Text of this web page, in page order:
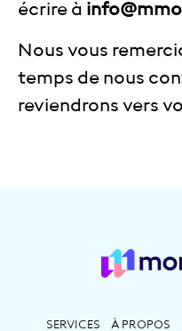
écrire à
Nous vous
temps de nous
reviendrons vers
SERVICES À PROPOS